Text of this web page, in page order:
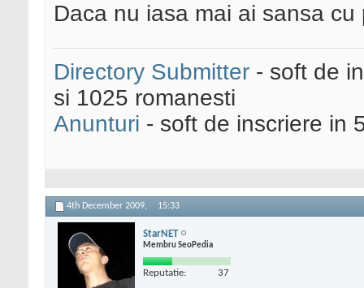
Daca nu iasa mai ai sansa
Directory Submitter - soft de
si 1025 romanesti
Anunturi - soft de inscriere in
4th December 2009, 15:33
StarNET
Membru SeoPedia
Reputatie: 37